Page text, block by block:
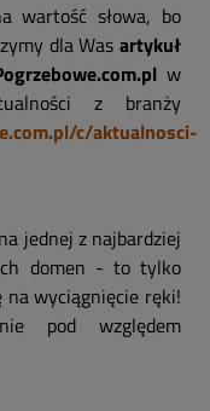
wartość słowa, bo
dla Was artykuł
w
z branży
c/aktualnosci-
jednej z najbardziej
domen - to tylko
wyciągnięcie ręki!
pod względem